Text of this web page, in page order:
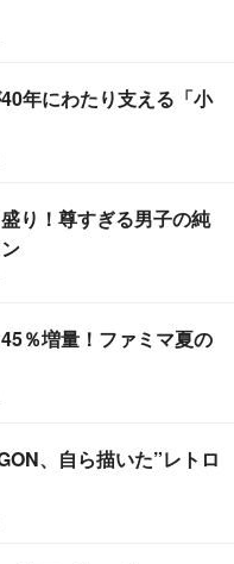
年にわたり支える「小
り！尊すぎる男子の純
％増量！ファミマ夏の
、自ら描いた”レトロ